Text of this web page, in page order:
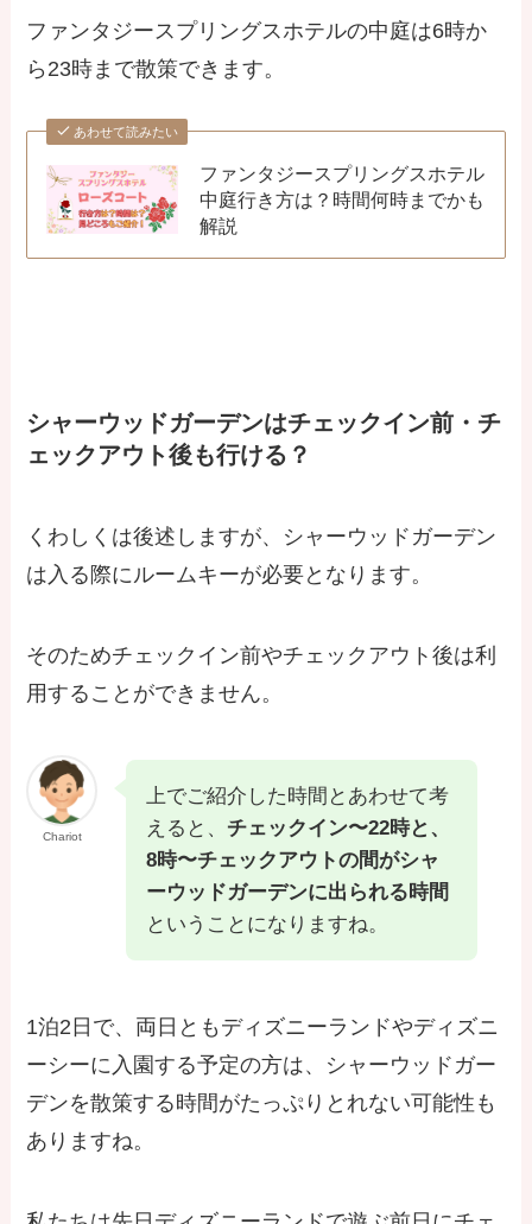
ファンタジースプリングスホテルの中庭は6時か
ら23時まで散策できます。
あわせて読みたい
ファンタジースプリングスホテル
中庭行き方は？時間何時までかも
解説
シャーウッドガーデンはチェックイン前・チ
ェックアウト後も行ける？
くわしくは後述しますが、シャーウッドガーデン
は入る際にルームキーが必要となります。
そのためチェックイン前やチェックアウト後は利
用することができません。
Chariot
上でご紹介した時間とあわせて考
えると、チェックイン〜22時と、
8時〜チェックアウトの間がシャ
ーウッドガーデンに出られる時間
ということになりますね。
1泊2日で、両日ともディズニーランドやディズニ
ーシーに入園する予定の方は、シャーウッドガー
デンを散策する時間がたっぷりとれない可能性も
ありますね。